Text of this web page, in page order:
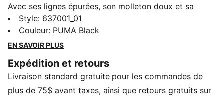
Avec ses lignes épurées, son molleton doux et sa
coupe décontractée, le chandail à capuchon Ferrari
Colored Shield est un incontournable pour les vrais
partisans. Il arbore un écusson Scuderia Ferrari bien
épaisseur pour te garder au chaud.
CARACTÉRISTIQUES ET AVANTAGES
Fabriqué avec au moins 50 % de matériaux recyclés
Style: 637001_01
Couleur: PUMA Black
EN SAVOIR PLUS
Expédition et retours
Livraison standard gratuite pour les commandes de
plus de 75$ avant taxes, ainsi que retours gratuits sur